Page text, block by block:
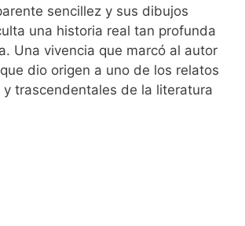
sencillez y sus dibujos
una historia real tan profunda
Una vivencia que marcó al autor
dio origen a uno de los relatos
y trascendentales de la literatura